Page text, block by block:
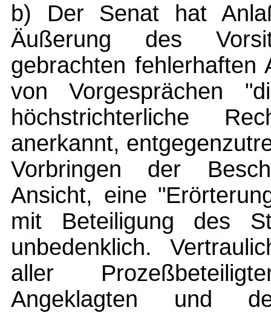
b) Der Senat hat
Äußerung des
gebrachten fehlerhaften
von Vorgesprächen
höchstrichterliche
anerkannt,
Vorbringen der
Ansicht, eine
mit Beteiligung des
unbedenklich.
aller
Angeklagten und